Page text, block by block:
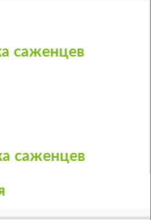
саженцев
саженцев